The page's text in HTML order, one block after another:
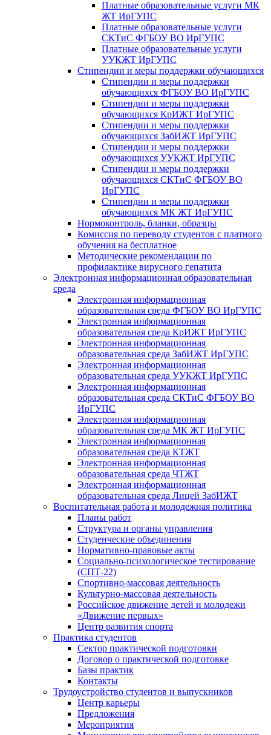
Платные образовательные услуги МК
ЖТ ИрГУПС
Платные образовательные услуги
СКТиС ФГБОУ ВО ИрГУПС
Платные образовательные услуги
УУКЖТ ИрГУПС
Стипендии и меры поддержки обучающихся
Стипендии и меры поддержки
обучающихся ФГБОУ ВО ИрГУПС
Стипендии и меры поддержки
обучающихся КрИЖТ ИрГУПС
Стипендии и меры поддержки
обучающихся ЗабИЖТ ИрГУПС
Стипендии и меры поддержки
обучающихся УУКЖТ ИрГУПС
Стипендии и меры поддержки
обучающихся СКТиС ФГБОУ ВО
ИрГУПС
Стипендии и меры поддержки
обучающихся МК ЖТ ИрГУПС
Нормоконтроль, бланки, образцы
Комиссия по переводу студентов с платного
обучения на бесплатное
Методические рекомендации по
профилактике вирусного гепатита
Электронная информационная образовательная
среда
Электронная информационная
образовательная среда ФГБОУ ВО ИрГУПС
Электронная информационная
образовательная среда КрИЖТ ИрГУПС
Электронная информационная
образовательная среда ЗабИЖТ ИрГУПС
Электронная информационная
образовательная среда УУКЖТ ИрГУПС
Электронная информационная
образовательная среда СКТиС ФГБОУ ВО
ИрГУПС
Электронная информационная
образовательная среда МК ЖТ ИрГУПС
Электронная информационная
образовательная среда КТЖТ
Электронная информационная
образовательная среда ЧТЖТ
Электронная информационная
образовательная среда Лицей ЗабИЖТ
Воспитательная работа и молодежная политика
Планы работ
Структура и органы управления
Студенческие объединения
Нормативно-правовые акты
Социально-психологическое тестирование
(СПТ-22)
Спортивно-массовая деятельность
Культурно-массовая деятельность
Российское движение детей и молодежи
«Движение первых»
Центр развития спорта
Практика студентов
Сектор практической подготовки
Договор о практической подготовке
Базы практик
Контакты
Трудоустройство студентов и выпускников
Центр карьеры
Предложения
Мероприятия